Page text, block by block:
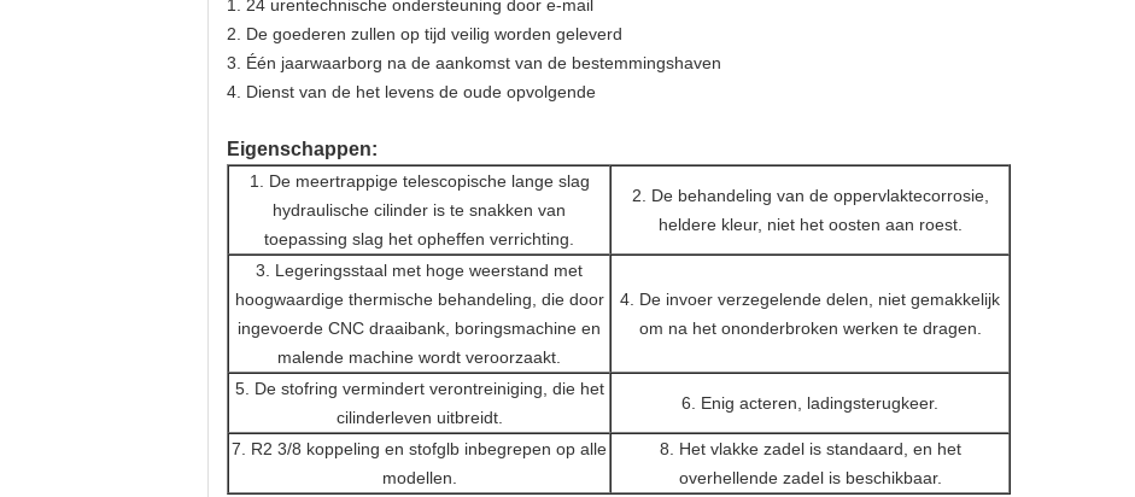
1. 24 urentechnische ondersteuning door e-mail
2. De goederen zullen op tijd veilig worden geleverd
3. Één jaarwaarborg na de aankomst van de bestemmingshaven
4. Dienst van de het levens de oude opvolgende
Eigenschappen:
1. De meertrappige telescopische lange slag
hydraulische cilinder is te snakken van
toepassing slag het opheffen verrichting.
2. De behandeling van de oppervlaktecorrosie,
heldere kleur, niet het oosten aan roest.
3. Legeringsstaal met hoge weerstand met
hoogwaardige thermische behandeling, die door
ingevoerde CNC draaibank, boringsmachine en
malende machine wordt veroorzaakt.
4. De invoer verzegelende delen, niet gemakkelijk
om na het ononderbroken werken te dragen.
5. De stofring vermindert verontreiniging, die het
cilinderleven uitbreidt.
6. Enig acteren, ladingsterugkeer.
7. R2 3/8 koppeling en stofglb inbegrepen op alle
modellen.
8. Het vlakke zadel is standaard, en het
overhellende zadel is beschikbaar.